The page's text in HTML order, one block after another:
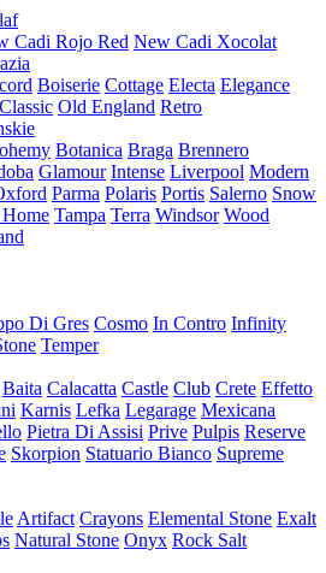
Cadi Rojo Red New Cadi Xocolat
Boiserie Cottage Electa Elegance
Old England Retro
Botanica Braga Brennero
Glamour Intense Liverpool Modern
Parma Polaris Portis Salerno Snow
Tampa Terra Windsor Wood
Di Gres Cosmo In Contro Infinity
Temper
Baita Calacatta Castle Club Crete Effetto
Karnis Lefka Legarage Mexicana
Pietra Di Assisi Prive Pulpis Reserve
Skorpion Statuario Bianco Supreme
Artifact Crayons Elemental Stone Exalt
Natural Stone Onyx Rock Salt